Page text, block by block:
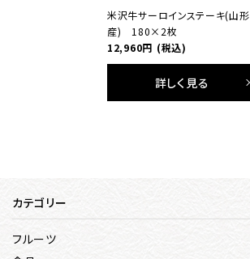
米沢牛サーロインステーキ(山形
産) 180×2枚
12,960円 (税込)
詳しく見る
カテゴリー
フルーツ